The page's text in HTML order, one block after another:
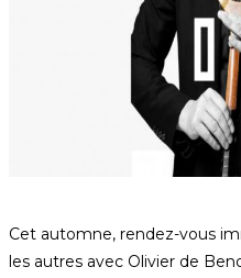
Cet automne, rendez-vous
les autres avec Olivier de